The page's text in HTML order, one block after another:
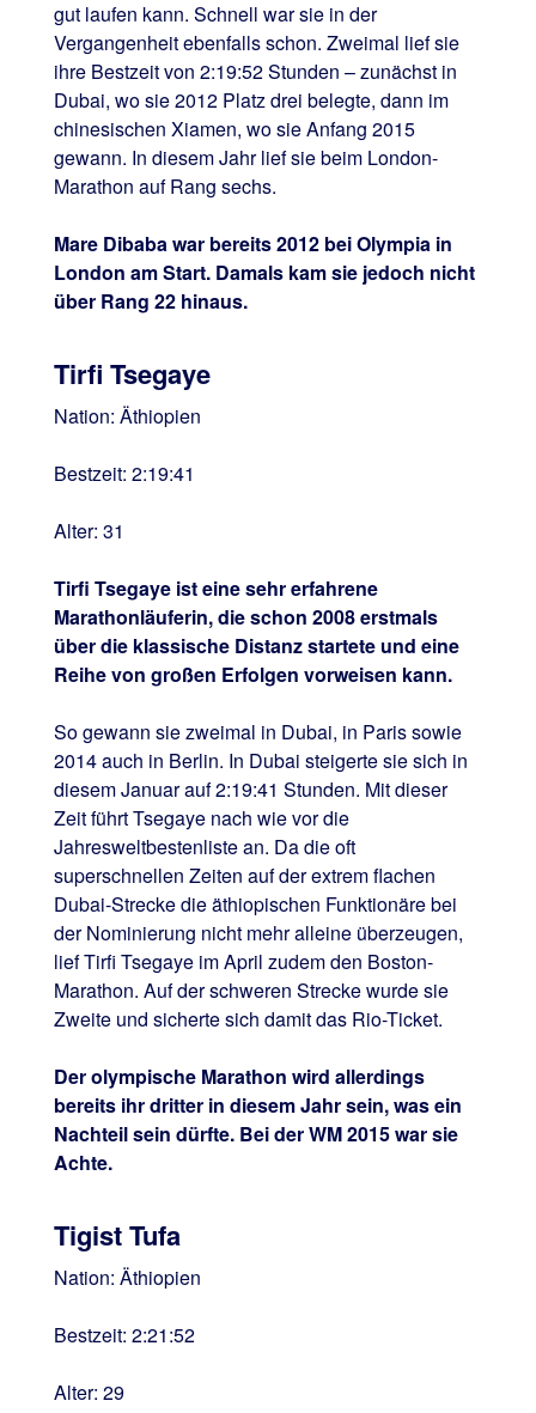
gut laufen kann. Schnell war sie in der
Vergangenheit ebenfalls schon. Zweimal lief sie
ihre Bestzeit von 2:19:52 Stunden – zunächst in
Dubai, wo sie 2012 Platz drei belegte, dann im
chinesischen Xiamen, wo sie Anfang 2015
gewann. In diesem Jahr lief sie beim London-
Marathon auf Rang sechs.
Mare Dibaba war bereits 2012 bei Olympia in
London am Start. Damals kam sie jedoch nicht
über Rang 22 hinaus.
Tirfi Tsegaye
Nation: Äthiopien
Bestzeit: 2:19:41
Alter: 31
Tirfi Tsegaye ist eine sehr erfahrene
Marathonläuferin, die schon 2008 erstmals
über die klassische Distanz startete und eine
Reihe von großen Erfolgen vorweisen kann.
So gewann sie zweimal in Dubai, in Paris sowie
2014 auch in Berlin. In Dubai steigerte sie sich in
diesem Januar auf 2:19:41 Stunden. Mit dieser
Zeit führt Tsegaye nach wie vor die
Jahresweltbestenliste an. Da die oft
superschnellen Zeiten auf der extrem flachen
Dubai-Strecke die äthiopischen Funktionäre bei
der Nominierung nicht mehr alleine überzeugen,
lief Tirfi Tsegaye im April zudem den Boston-
Marathon. Auf der schweren Strecke wurde sie
Zweite und sicherte sich damit das Rio-Ticket.
Der olympische Marathon wird allerdings
bereits ihr dritter in diesem Jahr sein, was ein
Nachteil sein dürfte. Bei der WM 2015 war sie
Achte.
Tigist Tufa
Nation: Äthiopien
Bestzeit: 2:21:52
Alter: 29